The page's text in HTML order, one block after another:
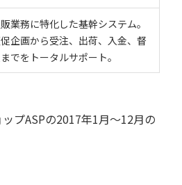
業務に特化した基幹システム。
企画から受注、出荷、入金、督
でをトータルサポート。
プASPの2017年1月～12月の